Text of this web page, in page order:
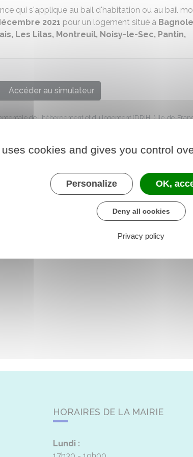
qui s'applique au bail d'habitation ou au bail
2021 pour un logement situé à
Les Lilas, Montreuil, Noisy-le-Sec, Pantin,
Accéder au simulateur
de l'hébergement et du logement (DRIHL) Ile-de-
HORAIRES DE LA MAIRIE
Lundi :
cookies and gives you control
Personalize OK,
Deny all cookies
Privacy policy